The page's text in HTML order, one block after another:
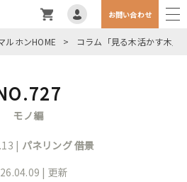
お問い合わせ
ルホンHOME > コラム「見る木活かす木」
モノ編
| パネリング借景
| 更新